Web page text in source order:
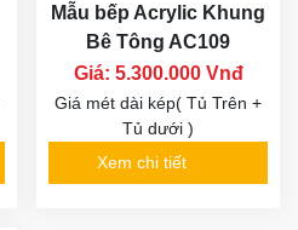
Mẫu bếp Acrylic Khung
Bê Tông AC109
Giá: 5.300.000 Vnđ
Giá mét dài kép( Tủ Trên +
Tủ dưới )
Xem chi tiết